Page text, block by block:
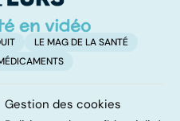
LE MAG DE LA SANTÉ
Gestion des cookies